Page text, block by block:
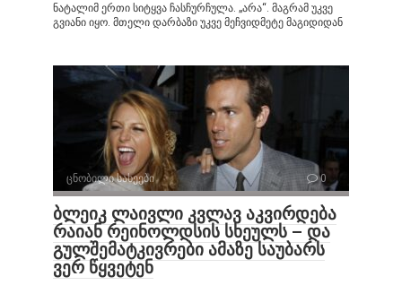
ნატალიმ ერთი სიტყვა ჩასჩურჩულა. „არა“. მაგრამ უკვე
გვიანი იყო. მთელი დარბაზი უკვე მეჩვიდმეტე მაგიდიდან
ცნობილი სახეები 0
ბლეიკ ლაივლი კვლავ აკვირდება
რაიან რეინოლდსის სხეულს – და
გულშემატკივრები ამაზე საუბარს
ვერ წყვეტენ